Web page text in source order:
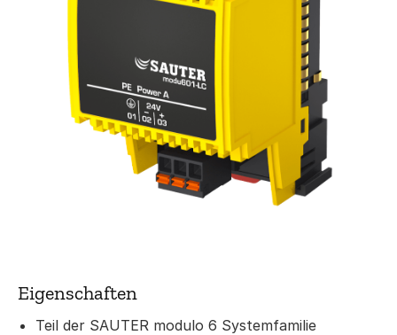
Eigenschaften
Teil der SAUTER modulo 6 Systemfamilie